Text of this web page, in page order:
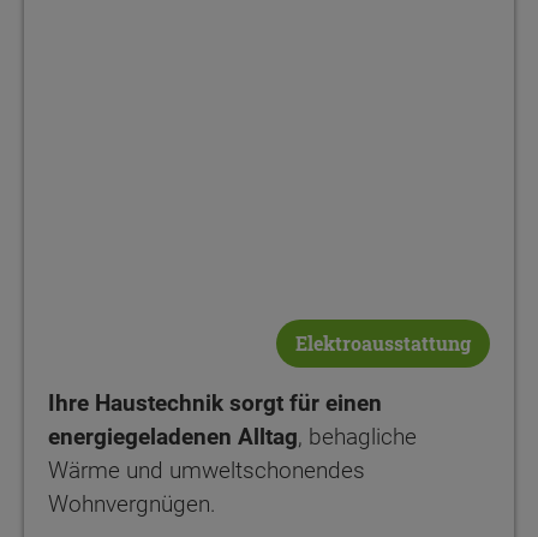
Elektroausstattung
Ihre Haustechnik sorgt für einen
energiegeladenen Alltag, behagliche
Wärme und umweltschonendes
Wohnvergnügen.